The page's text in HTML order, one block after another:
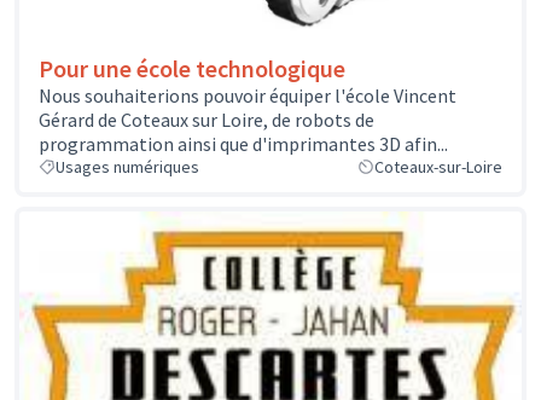
Pour une école technologique
Nous souhaiterions pouvoir équiper l'école Vincent
Gérard de Coteaux sur Loire, de robots de
programmation ainsi que d'imprimantes 3D afin...
Usages numériques Coteaux-sur-Loire